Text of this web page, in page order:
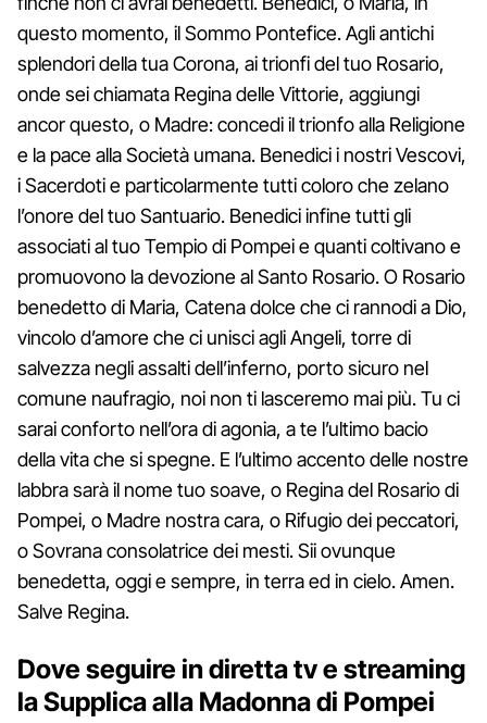
questo momento, il Sommo Pontefice. Agli antichi
splendori della tua Corona, ai trionfi del tuo Rosario,
onde sei chiamata Regina delle Vittorie, aggiungi
ancor questo, o Madre: concedi il trionfo alla Religione
e la pace alla Società umana. Benedici i nostri Vescovi,
i Sacerdoti e particolarmente tutti coloro che zelano
l’onore del tuo Santuario. Benedici infine tutti gli
associati al tuo Tempio di Pompei e quanti coltivano e
promuovono la devozione al Santo Rosario. O Rosario
benedetto di Maria, Catena dolce che ci rannodi a Dio,
vincolo d’amore che ci unisci agli Angeli, torre di
salvezza negli assalti dell’inferno, porto sicuro nel
comune naufragio, noi non ti lasceremo mai più. Tu ci
sarai conforto nell’ora di agonia, a te l’ultimo bacio
della vita che si spegne. E l’ultimo accento delle nostre
labbra sarà il nome tuo soave, o Regina del Rosario di
Pompei, o Madre nostra cara, o Rifugio dei peccatori,
o Sovrana consolatrice dei mesti. Sii ovunque
benedetta, oggi e sempre, in terra ed in cielo. Amen.
Salve Regina.
Dove seguire in diretta tv e streaming
la Supplica alla Madonna di Pompei